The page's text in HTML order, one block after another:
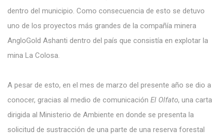
dentro del municipio. Como consecuencia de esto se detuvo
uno de los proyectos más grandes de la compañía minera
AngloGold Ashanti dentro del país que consistía en explotar la
mina La Colosa.
A pesar de esto, en el mes de marzo del presente año se dio a
conocer, gracias al medio de comunicación El Olfato, una carta
dirigida al Ministerio de Ambiente en donde se presenta la
solicitud de sustracción de una parte de una reserva forestal